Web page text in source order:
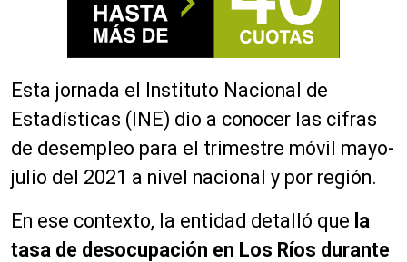
Esta jornada el Instituto Nacional de
Estadísticas (INE) dio a conocer las cifras
de desempleo para el trimestre móvil mayo-
julio del 2021 a nivel nacional y por región.
En ese contexto, la entidad detalló que la
tasa de desocupación en Los Ríos durante